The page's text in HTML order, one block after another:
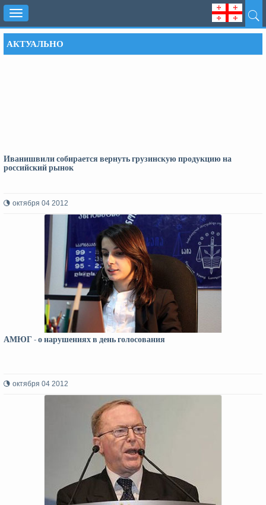
Toggle
navigation
АКТУАЛЬНО
Иванишвили собирается вернуть грузинскую продукцию на
российский рынок
октября 04 2012
АМЮГ - о нарушениях в день голосования
октября 04 2012